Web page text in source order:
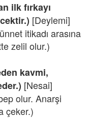
ilk fırkayı
[Deylemi]
itikadı arasına
zelil olur.)
kavmi,
[Nesai]
olur. Anarşi
çeker.)